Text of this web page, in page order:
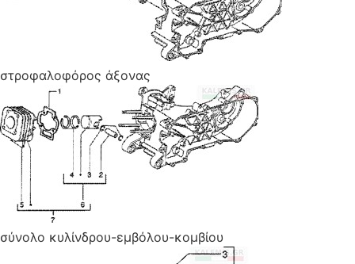
στροφαλοφόρος άξονας
σύνολο κυλίνδρου-εμβόλου-κομβίου